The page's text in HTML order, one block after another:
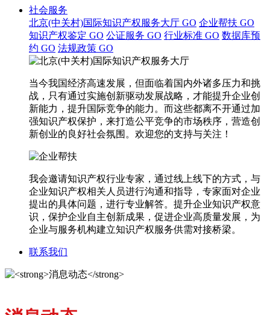
社会服务
北京(中关村)国际知识产权服务大厅 GO 企业帮扶 GO
知识产权鉴定 GO 公证服务 GO 行业标准 GO 数据库预
约 GO 法规政策 GO
当今我国经济高速发展，但面临着国内外诸多压力和挑
战，只有通过实施创新驱动发展战略，才能提升企业创
新能力，提升国际竞争的能力。而这些都离不开通过加
强知识产权保护，来打造公平竞争的市场秩序，营造创
新创业的良好社会氛围。欢迎您的支持与关注！
我会邀请知识产权行业专家，通过线上线下的方式，与
企业知识产权相关人员进行沟通和指导，专家面对企业
提出的具体问题，进行专业解答。提升企业知识产权意
识，保护企业自主创新成果，促进企业高质量发展，为
企业与服务机构建立知识产权服务供需对接桥梁。
联系我们